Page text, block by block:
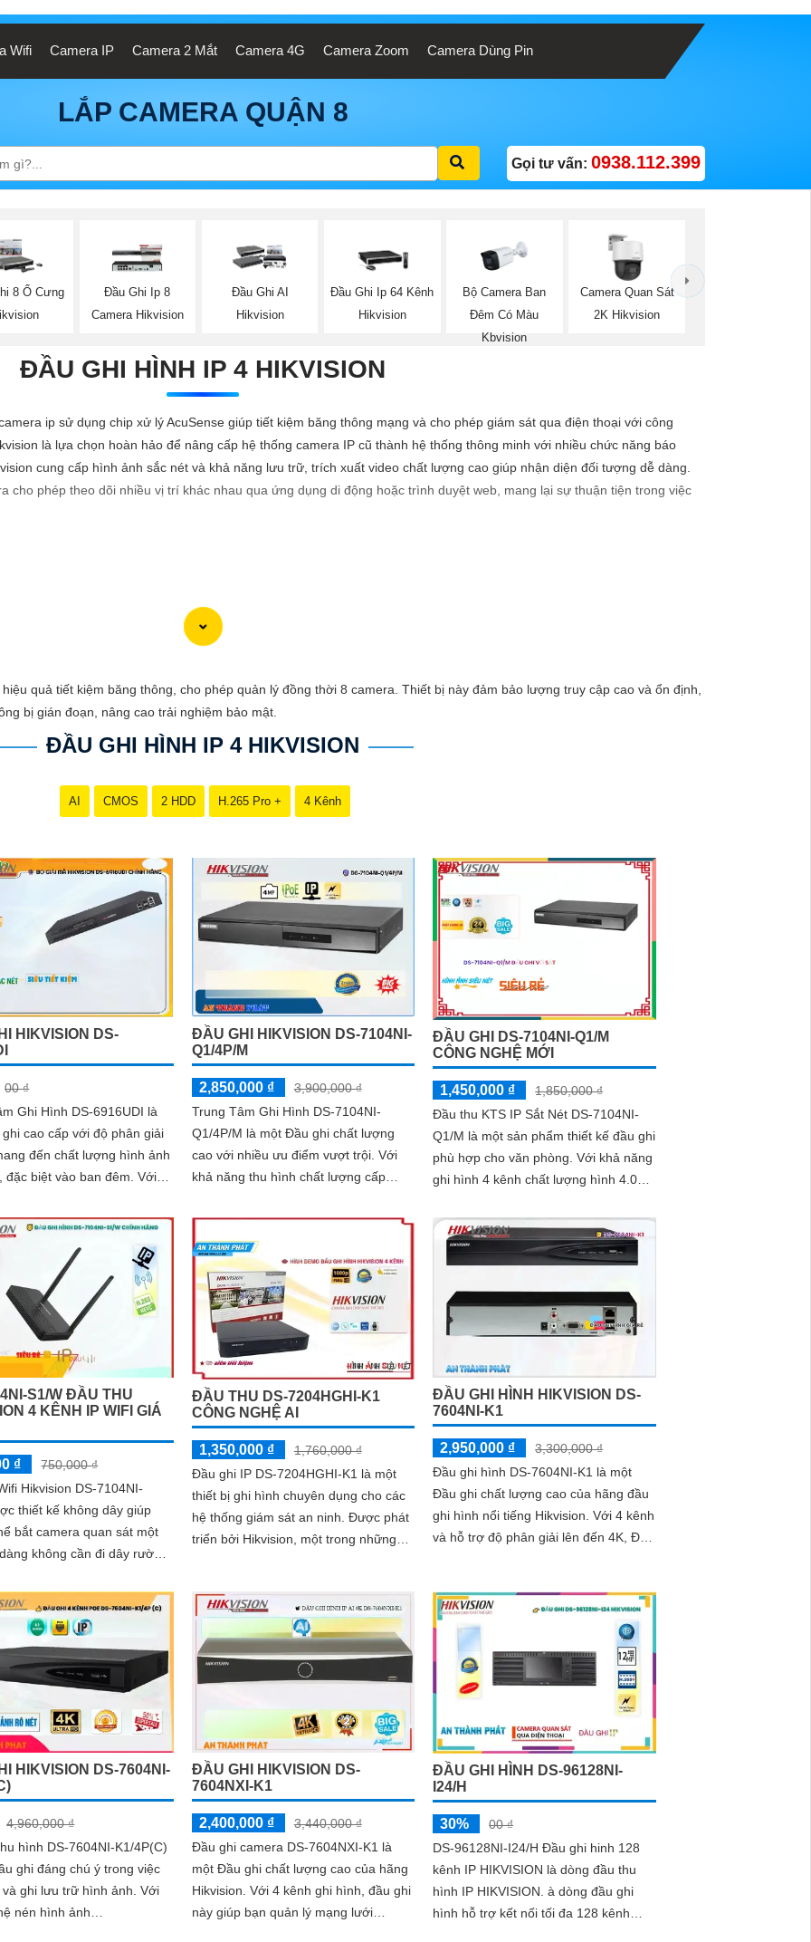
Wifi Camera IP Camera 2 Mắt Camera 4G Camera Zoom Camera Dùng Pin
LẮP CAMERA QUẬN 8
Gọi tư vấn: 0938.112.399
8 Ổ Cưng
Đầu Ghi Ip 8
Camera Hikvision
Đầu Ghi AI
Hikvision
Đầu Ghi Ip 64 Kênh
Hikvision
Bộ Camera Ban
Đêm Có Màu
Kbvision
Camera Quan Sát
2K Hikvision
ĐẦU GHI HÌNH IP 4 HIKVISION
ip sử dụng chip xử lý AcuSense giúp tiết kiệm băng thông mạng và cho phép giám sát qua điện thoại với công
là lựa chọn hoàn hảo để nâng cấp hệ thống camera IP cũ thành hệ thống thông minh với nhiều chức năng báo
cung cấp hình ảnh sắc nét và khả năng lưu trữ, trích xuất video chất lượng cao giúp nhận diện đối tượng dễ dàng.
cho phép theo dõi nhiều vị trí khác nhau qua ứng dụng di động hoặc trình duyệt web, mang lại sự thuận tiện trong việc
giới thiệu sản phẩm về việc lắp Camera Hikvision giá rẻ với hình ảnh chất lượng sắc nét:
ảnh sắc nét và giá cả phải chăng, Camera Hikvision là sự lựa chọn lý tưởng cho việc bảo vệ tài sản và an ninh cho mọi
tin tưởng
mức giá hợp lý, phù hợp với nhu cầu và túi tiền của mọi người.
và dễ sử dụng, giúp bạn dễ dàng cài đặt và vận hành mà không cần kỹ năng chuyên môn.
giá ưu đãi, hãy đến ngay cửa hàng chuyên cung cấp sản phẩm an ninh uy tín. Với đội ngũ nhân viên chuyên nghiệp, bạn
của mình.
bảo vệ cho ngôi nhà hoặc doanh nghiệp của bạn, mà còn là lựa chọn thông minh với giá cả phải chăng và hình ảnh chất
với Camera Hikvision!
được khách hàng quan tâm đến sản phẩm Camera Hikvision giá rẻ và chất lượng.
quả tiết kiệm băng thông, cho phép quản lý đồng thời 8 camera. Thiết bị này đảm bảo lượng truy cập cao và ổn định,
bị gián đoạn, nâng cao trải nghiệm bảo mật.
ĐẦU GHI HÌNH IP 4 HIKVISION
AI CMOS 2 HDD H.265 Pro + 4 Kênh
HIKVISION DS-
00 ₫
Ghi Hình DS-6916UDI là
cao cấp với độ phân giải
đến chất lượng hình ảnh
biệt vào ban đêm. Với
để theo dõi và lưu giữ thông
ĐẦU GHI HIKVISION DS-7104NI-
Q1/4P/M
2,850,000 ₫
3,900,000 ₫
Trung Tâm Ghi Hình DS-7104NI-
Q1/4P/M là một Đầu ghi chất lượng
cao với nhiều ưu điểm vượt trội. Với
khả năng thu hình chất lượng cấp
lại trải nghiệm thu hình ảnh rõ nét và
sắc nét hơn
ĐẦU GHI DS-7104NI-Q1/M
CÔNG NGHỆ MỚI
1,450,000 ₫
1,850,000 ₫
Đầu thu KTS IP Sắt Nét DS-7104NI-
Q1/M là một sản phẩm thiết kế đầu ghi
phù hợp cho văn phòng. Với khả năng
ghi hình 4 kênh chất lượng hình 4.0
S1/W ĐẦU THU
4 KÊNH IP WIFI GIÁ
₫
750,000 ₫
Hikvision DS-7104NI-
thiết kế không dây giúp
bắt camera quan sát một
không cần đi dây rườm
ĐẦU THU DS-7204HGHI-K1
CÔNG NGHỆ AI
1,350,000 ₫
1,760,000 ₫
Đầu ghi IP DS-7204HGHI-K1 là một
thiết bị ghi hình chuyên dụng cho các
hệ thống giám sát an ninh. Được phát
triển bởi Hikvision, một trong những
ĐẦU GHI HÌNH HIKVISION DS-
7604NI-K1
2,950,000 ₫
3,300,000 ₫
Đầu ghi hình DS-7604NI-K1 là một
Đầu ghi chất lượng cao của hãng đầu
ghi hình nổi tiếng Hikvision. Với 4 kênh
và hỗ trợ độ phân giải lên đến 4K, Đầu
HIKVISION DS-7604NI-
4,960,000 ₫
hình DS-7604NI-K1/4P(C)
ghi đáng chú ý trong việc
ghi lưu trữ hình ảnh. Với
nén hình ảnh
ĐẦU GHI HIKVISION DS-
7604NXI-K1
2,400,000 ₫
3,440,000 ₫
Đầu ghi camera DS-7604NXI-K1 là
một Đầu ghi chất lượng cao của hãng
Hikvision. Với 4 kênh ghi hình, đầu ghi
này giúp bạn quản lý mạng lưới
ĐẦU GHI HÌNH DS-96128NI-
I24/H
30%
00 ₫
DS-96128NI-I24/H Đầu ghi hinh 128
kênh IP HIKVISION là dòng đầu thu
hình IP HIKVISION. à dòng đầu ghi
hình hỗ trợ kết nối tối đa 128 kênh